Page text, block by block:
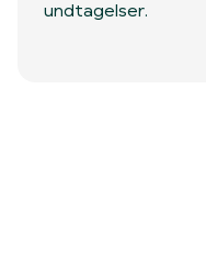
undtagelser.